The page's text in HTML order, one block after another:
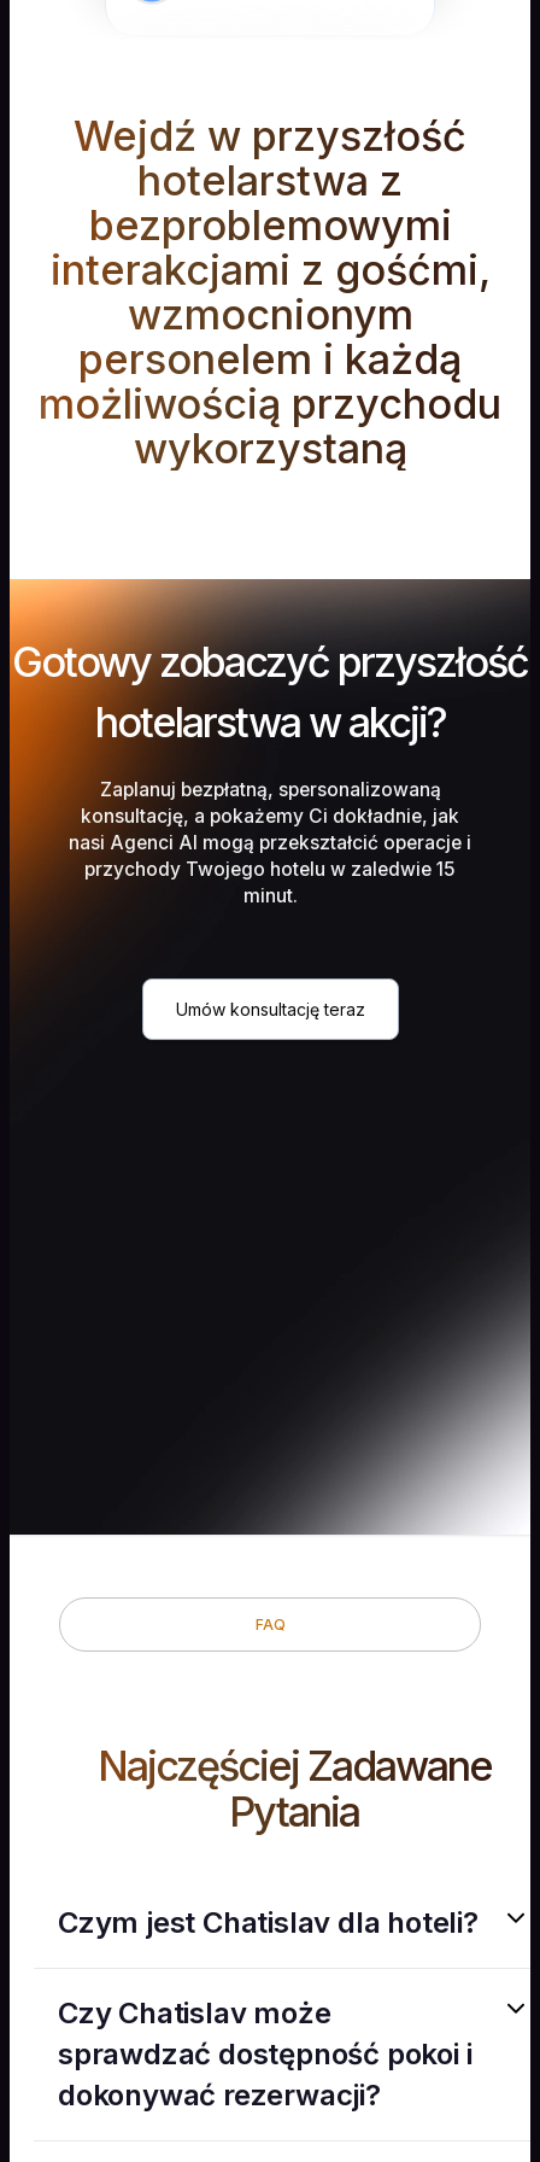
Viber
Messenger
Slack
Wejdź w przyszłość
hotelarstwa z
bezproblemowymi
interakcjami z gośćmi,
wzmocnionym
personelem i każdą
możliwością przychodu
wykorzystaną
Gotowy zobaczyć przyszłość
hotelarstwa w akcji?
Zaplanuj bezpłatną, spersonalizowaną
konsultację, a pokażemy Ci dokładnie, jak
nasi Agenci AI mogą przekształcić operacje i
przychody Twojego hotelu w zaledwie 15
minut.
Umów konsultację teraz
FAQ
Najczęściej Zadawane
Pytania
Czym jest Chatislav dla hoteli?
dopasowane rozwiązanie dla branży
hotelarskiej, które automatyzuje
komunikację z gośćmi na wszystkich
etapach ich pobytu - od pierwszego
zapytania po doświadczenie po
Czy Chatislav może
sprawdzać dostępność pokoi i
dokonywać rezerwacji?